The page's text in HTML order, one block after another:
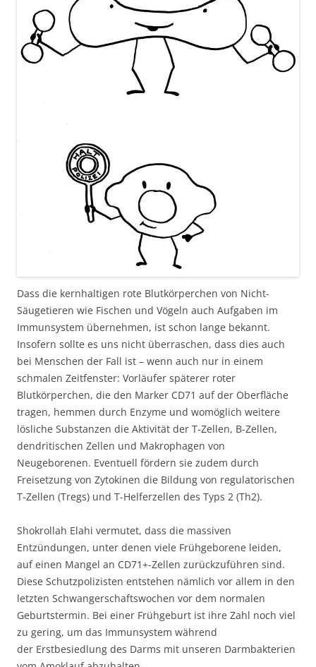
Dass die kernhaltigen rote Blutkörperchen von Nicht-
Säugetieren wie Fischen und Vögeln auch Aufgaben im
Immunsystem übernehmen, ist schon lange bekannt.
Insofern sollte es uns nicht überraschen, dass dies auch
bei Menschen der Fall ist – wenn auch nur in einem
schmalen Zeitfenster: Vorläufer späterer roter
Blutkörperchen, die den Marker CD71 auf der Oberfläche
tragen, hemmen durch Enzyme und womöglich weitere
lösliche Substanzen die Aktivität der T-Zellen, B-Zellen,
dendritischen Zellen und Makrophagen von
Neugeborenen. Eventuell fördern sie zudem durch
Freisetzung von Zytokinen die Bildung von regulatorischen
T-Zellen (Tregs) und T-Helferzellen des Typs 2 (Th2).
Shokrollah Elahi vermutet, dass die massiven
Entzündungen, unter denen viele Frühgeborene leiden,
auf einen Mangel an CD71+-Zellen zurückzuführen sind.
Diese Schutzpolizisten entstehen nämlich vor allem in den
letzten Schwangerschaftswochen vor dem normalen
Geburtstermin. Bei einer Frühgeburt ist ihre Zahl noch viel
zu gering, um das Immunsystem während
der Erstbesiedlung des Darms mit unseren Darmbakterien